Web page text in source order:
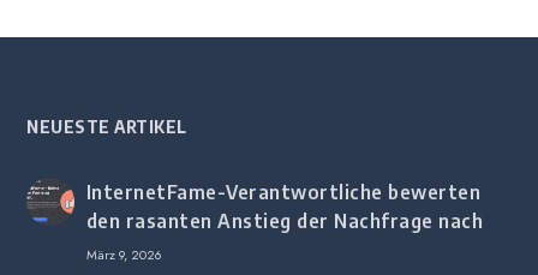
NEUESTE ARTIKEL
InternetFame-Verantwortliche bewerten
den rasanten Anstieg der Nachfrage nach
digitalem Marketing bei deutschen
März 9, 2026